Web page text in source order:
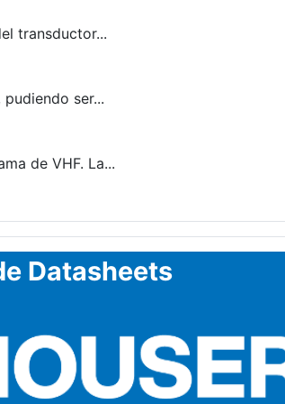
transductor...
ser...
de VHF. La...
Datasheets